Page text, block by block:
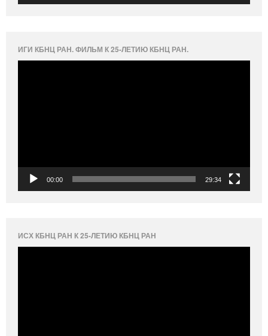
ИГИ КБНЦ РАН. ФИЛЬМ К 25-ЛЕТИЮ КБНЦ РАН.
00:00 29:34
ИСХ КБНЦ РАН К 25-ЛЕТИЮ КБНЦ РАН